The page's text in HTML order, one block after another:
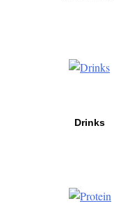
Drinks